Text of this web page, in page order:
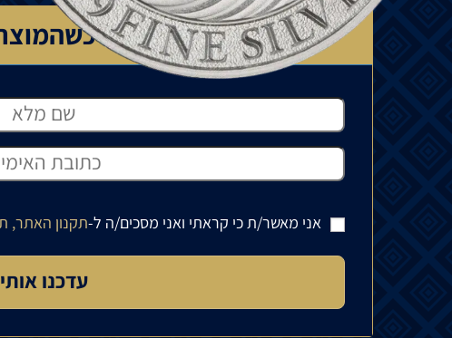
רוצה לדעת
אני מאשר/ת כי קראתי ואני מסכים/ה ל-תקנון האתר,